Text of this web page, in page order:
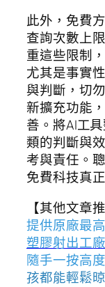
此外，免費
查詢次數上
重這些限制
尤其是事實
與判斷，切
新擴充功能
善。將AI工
類的判斷與
考與責任。
免費科技真
【其他文章推
提供原廠最
塑膠射出工廠
隨手一按高
孩都能輕鬆